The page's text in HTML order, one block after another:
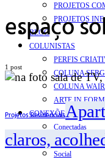
PROJETOS
PROJETOS
BLOG
COLUNISTAS
PERFIS
COLUNA
COLUNA
CONEXÕES
Conectadas
Notas
Social
espaço
1 post
Projetos Residenciais
claros,